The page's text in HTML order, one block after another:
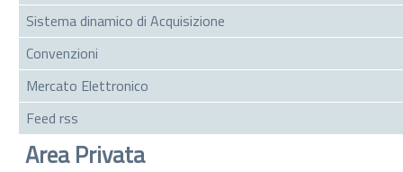
Sistema dinamico di Acquisizione
Convenzioni
Mercato Elettronico
Feed rss
Area Privata